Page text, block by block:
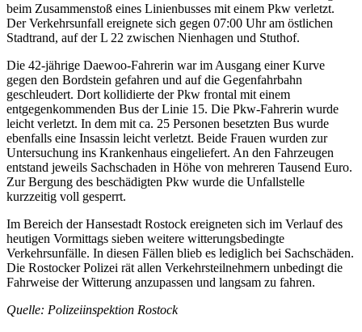
beim Zusammenstoß eines Linienbusses mit einem Pkw verletzt.
Der Verkehrsunfall ereignete sich gegen 07:00 Uhr am östlichen
Stadtrand, auf der L 22 zwischen Nienhagen und Stuthof.
Die 42-jährige Daewoo-Fahrerin war im Ausgang einer Kurve
gegen den Bordstein gefahren und auf die Gegenfahrbahn
geschleudert. Dort kollidierte der Pkw frontal mit einem
entgegenkommenden Bus der Linie 15. Die Pkw-Fahrerin wurde
leicht verletzt. In dem mit ca. 25 Personen besetzten Bus wurde
ebenfalls eine Insassin leicht verletzt. Beide Frauen wurden zur
Untersuchung ins Krankenhaus eingeliefert. An den Fahrzeugen
entstand jeweils Sachschaden in Höhe von mehreren Tausend Euro.
Zur Bergung des beschädigten Pkw wurde die Unfallstelle
kurzzeitig voll gesperrt.
Im Bereich der Hansestadt Rostock ereigneten sich im Verlauf des
heutigen Vormittags sieben weitere witterungsbedingte
Verkehrsunfälle. In diesen Fällen blieb es lediglich bei Sachschäden.
Die Rostocker Polizei rät allen Verkehrsteilnehmern unbedingt die
Fahrweise der Witterung anzupassen und langsam zu fahren.
Quelle: Polizeiinspektion Rostock